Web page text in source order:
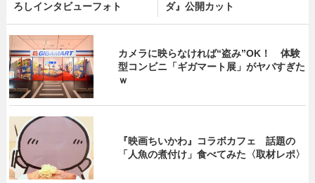
ろしインタビューフォト
ダ』公開カット
カメラに映らなければ“盗み”OK！ 体験
型コンビニ「ギガマート展」がヤバすぎた
ｗ
『映画ちいかわ』コラボカフェ 話題の
「人魚の煮付け」食べてみた〈取材レポ〉